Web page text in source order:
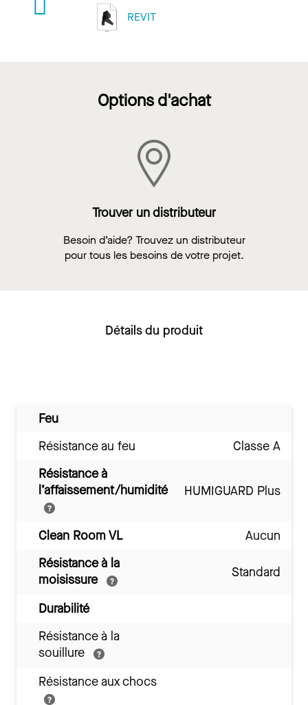
REVIT
Options d'achat
Trouver un distributeur
Besoin d’aide? Trouvez un distributeur
pour tous les besoins de votre projet.
Détails du produit
Feu
Résistance au feu
Classe A
Résistance à
l’affaissement/humidité
HUMIGUARD Plus
Clean Room VL
Aucun
Résistance à la
moisissure
Standard
Durabilité
Résistance à la
souillure
Résistance aux chocs